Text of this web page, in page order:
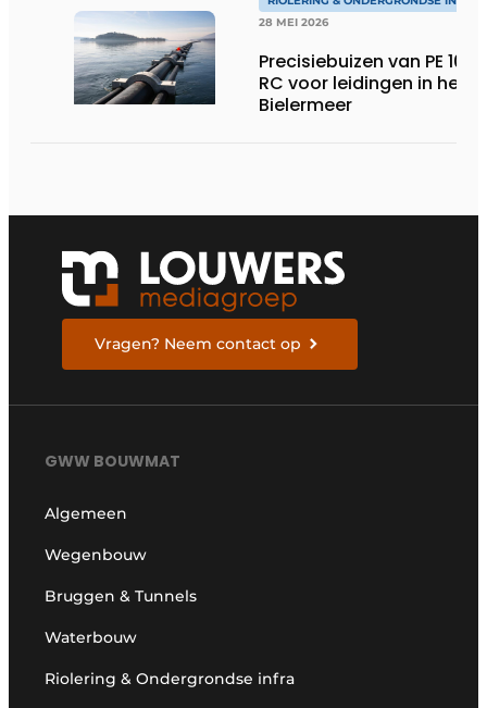
28 MEI 2026
Precisiebuizen van PE 100-
RC voor leidingen in het
Bielermeer
Vragen? Neem contact op
GWW BOUWMAT
Algemeen
Wegenbouw
Bruggen & Tunnels
Waterbouw
Riolering & Ondergrondse infra